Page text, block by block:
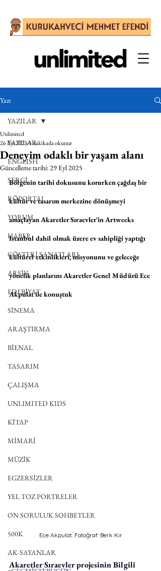
Yazı
YAZILAR
ENGLISH
SERGİ
RÖPORTAJ
YORUM
HABER
GÖSTERİ SANATLARI
ARŞİV
EDEBİYAT
SİNEMA
ARAŞTIRMA
BİENAL
TASARIM
ÇALIŞMA
UNLIMITED KIDS
KİTAP
MİMARİ
MÜZİK
EGZERSİZLER
YEL TOZ PORTRELER
ON SORULUK SOHBETLER
500K
AK-SAYANLAR
YAZILAR
Deneyim odaklı bir yaşam alanı
Unlimited
26 Eyl 20255 dakikada okunur
Güncelleme tarihi:29 Eyl 2025
Bölgenin tarihi dokusunu korurken çağdaş bir
kültür ve tasarım merkezine dönüşmeyi
amaçlayan Akaretler Sıraevler'in Artweeks
Istanbul dahil olmak üzere ev sahipliği yaptığı
kültürel etkinlikleri, misyonunu ve geleceğe
yönelik planlarını Akaretler Genel Müdürü Ece
Akpulat ile konuştuk
Ece Akpulat. Fotoğraf: Berk Kır
Akaretler Sıraevler projesinin Bilgili